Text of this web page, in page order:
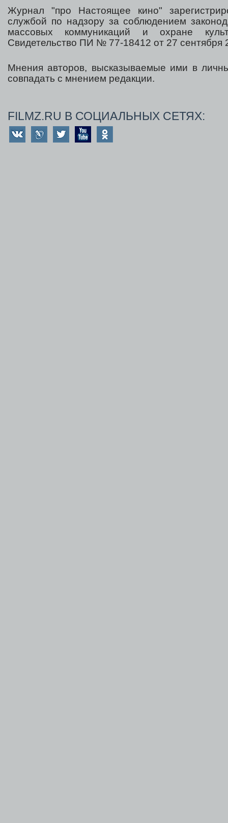
Журнал "про Настоящее кино"
службой по надзору за соблюдением
массовых коммуникаций и охране
Свидетельство ПИ № 77-18412 от 27 сентября
Мнения авторов, высказываемые ими в
совпадать с мнением редакции.
FILMZ.RU В СОЦИАЛЬНЫХ СЕТЯХ: